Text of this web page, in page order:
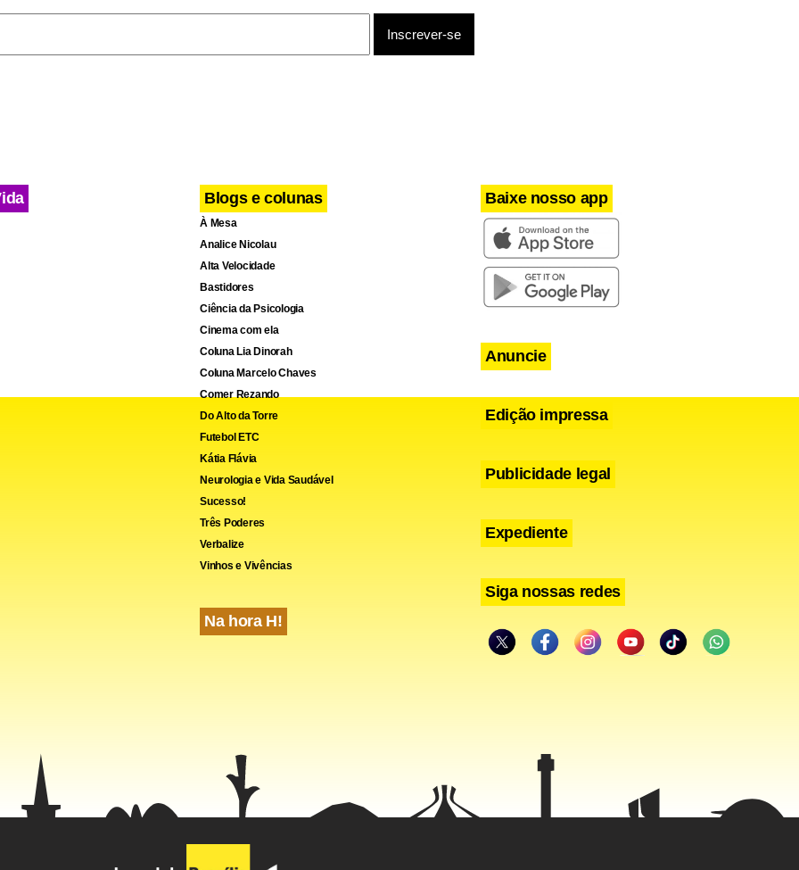
Blogs e colunas
À Mesa
Analice Nicolau
Alta Velocidade
Bastidores
Ciência da Psicologia
Cinema com ela
Coluna Lia Dinorah
Coluna Marcelo Chaves
Comer Rezando
Do Alto da Torre
Futebol ETC
Kátia Flávia
Neurologia e Vida Saudável
Sucesso!
Três Poderes
Verbalize
Vinhos e Vivências
Na hora H!
Baixe nosso app
Anuncie
Edição impressa
Publicidade legal
Expediente
Siga nossas redes